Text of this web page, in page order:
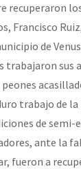
recuperaron
Francisco
de
trabajaron sus
peones
trabajo de
de semi-
ante la
fueron a